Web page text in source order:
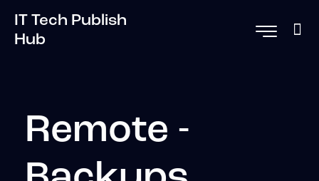
IT Tech Publish
Hub
Remote -